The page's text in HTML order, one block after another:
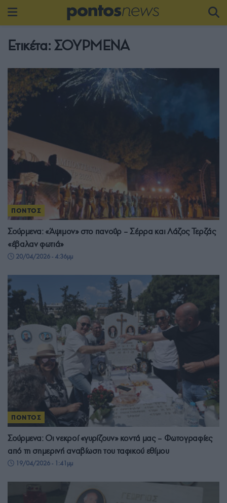
Ετικέτα: ΣΟΥΡΜΕΝΑ
ΠΟΝΤΟΣ
Σούρμενα: «Άψιμον» στο πανοΰρ – Σέρρα και Λάζος Τερζάς
«έβαλαν φωτιά»
20/04/2026 - 4:36μμ
ΠΟΝΤΟΣ
Σούρμενα: Οι νεκροί «γυρίζουν» κοντά μας – Φωτογραφίες
από τη σημερινή αναβίωση του ταφικού εθίμου
19/04/2026 - 1:41μμ